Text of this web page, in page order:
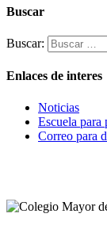
Buscar
Buscar:
Enlaces de interes
Noticias
Escuela para
Correo para